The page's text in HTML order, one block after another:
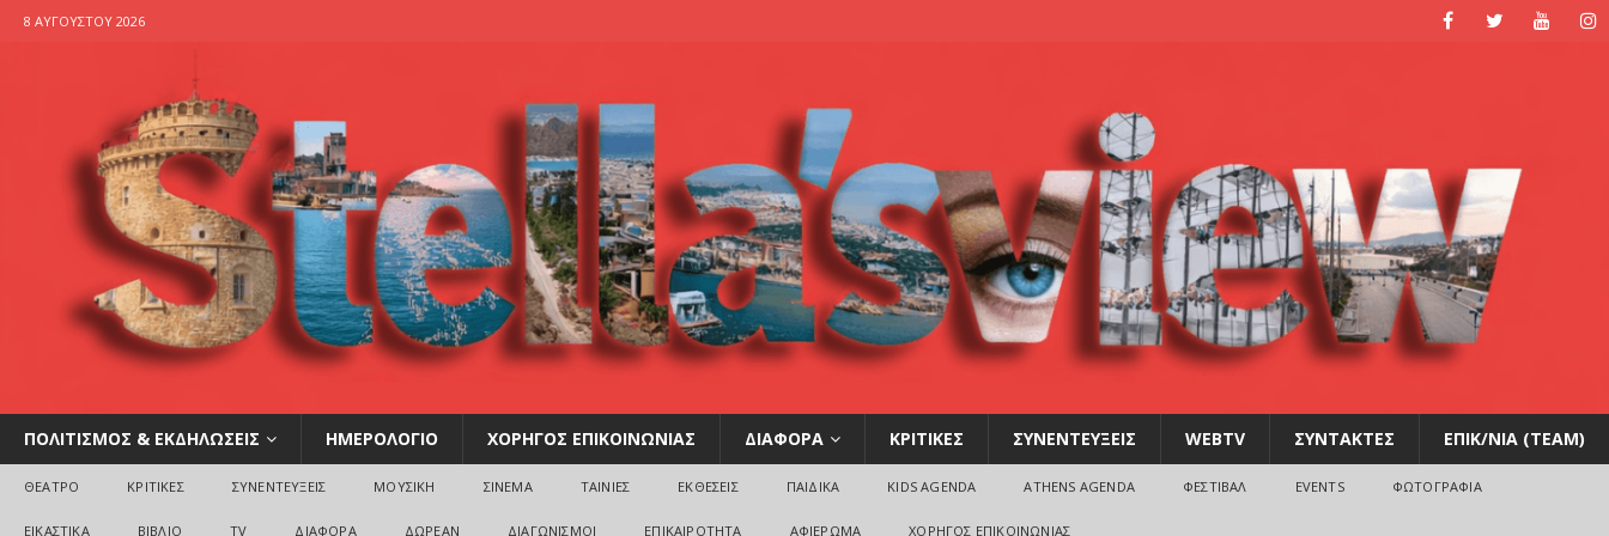
8 ΑΥΓΟΎΣΤΟΥ 2026
ΠΟΛΙΤΙΣΜΟΣ & ΕΚΔΗΛΩΣΕΙΣ ΗΜΕΡΟΛΟΓΙΟ ΧΟΡΗΓΟΣ ΕΠΙΚΟΙΝΩΝΙΑΣ ΔΙΑΦΟΡΑ ΚΡΙΤΙΚΕΣ ΣΥΝΕΝΤΕΥΞΕΙΣ WEBTV ΣΥΝΤΑΚΤΕΣ ΕΠΙΚ/ΝΙΑ (TEAM)
ΘΕΑΤΡΟ ΚΡΙΤΙΚΕΣ ΣΥΝΕΝΤΕΥΞΕΙΣ ΜΟΥΣΙΚΗ ΣΙΝΕΜΑ ΤΑΙΝΙΕΣ ΕΚΘΕΣΕΙΣ ΠΑΙΔΙΚΑ KIDS AGENDA ATHENS AGENDA ΦΕΣΤΙΒΑΛ EVENTS ΦΩΤΟΓΡΑΦΙΑ
ΕΙΚΑΣΤΙΚΑ ΒΙΒΛΙΟ TV ΔΙΑΦΟΡΑ ΔΩΡΕΑΝ ΔΙΑΓΩΝΙΣΜΟΙ ΕΠΙΚΑΙΡΟΤΗΤΑ ΑΦΙΕΡΩΜΑ ΧΟΡΗΓΟΣ ΕΠΙΚΟΙΝΩΝΙΑΣ